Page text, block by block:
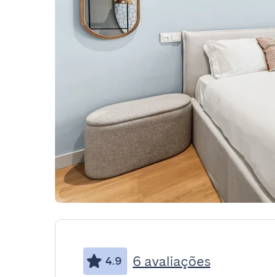
4.9 6 avaliações